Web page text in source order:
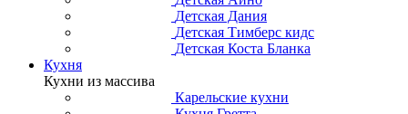
Детская Дания
Детская Тимберс кидс
Детская Коста Бланка
Кухня
Кухни из массива
Карельские кухни